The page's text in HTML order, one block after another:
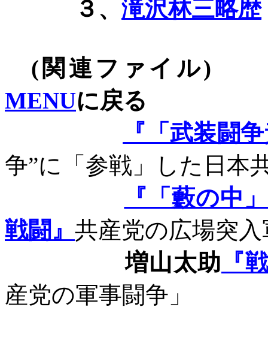
３、 滝沢林三略歴
( 関連ファイル)
MENUに戻る
『「武装闘
争”に「参戦」した日本
『「藪の中
戦闘』 共産党の広場突
増山太助 『
産党の軍事闘争」